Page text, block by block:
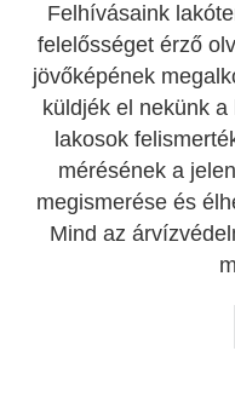
Felhívásaink
felelősséget érző
jövőképének
küldjék el nekünk
lakosok
mérésének a
megismerése és
Mind az